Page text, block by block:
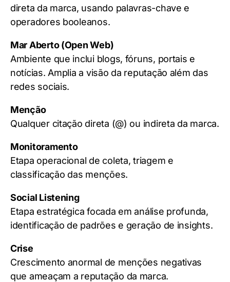
direta da marca, usando palavras-chave e
operadores booleanos.
Mar Aberto (Open Web)
Ambiente que inclui blogs, fóruns, portais e
notícias. Amplia a visão da reputação além das
redes sociais.
Menção
Qualquer citação direta (@) ou indireta da marca.
Monitoramento
Etapa operacional de coleta, triagem e
classificação das menções.
Social Listening
Etapa estratégica focada em análise profunda,
identificação de padrões e geração de insights.
Crise
Crescimento anormal de menções negativas
que ameaçam a reputação da marca.